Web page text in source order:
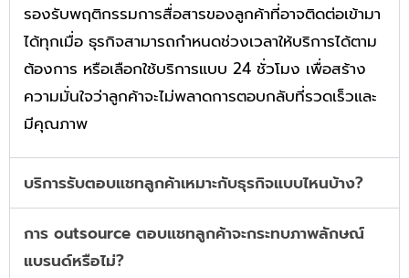
รองรับพฤติกรรมการสื่อสารของลูกค้าที่อาจติดต่อเข้ามา
ได้ทุกเมื่อ ธุรกิจสามารถกำหนดช่วงเวลาให้บริการได้ตาม
ต้องการ หรือเลือกใช้บริการแบบ 24 ชั่วโมง เพื่อสร้าง
ความมั่นใจว่าลูกค้าจะไม่พลาดการตอบกลับที่รวดเร็วและ
มีคุณภาพ
บริการรับตอบแชทลูกค้าเหมาะกับธุรกิจแบบไหนบ้าง?
การ outsource ตอบแชทลูกค้าจะกระทบภาพลักษณ์
แบรนด์หรือไม่?